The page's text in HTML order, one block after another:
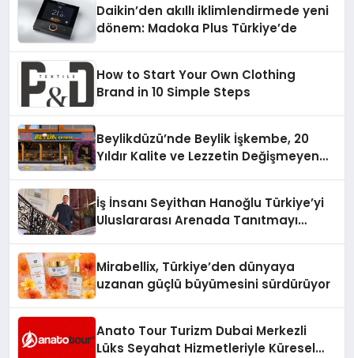
Daikin’den akıllı iklimlendirmede yeni
dönem: Madoka Plus Türkiye’de
How to Start Your Own Clothing
Brand in 10 Simple Steps
Beylikdüzü’nde Beylik İşkembe, 20
Yıldır Kalite ve Lezzetin Değişmeyen
İş İnsanı Seyithan Hanoğlu Türkiye’yi
Uluslararası Arenada Tanıtmayı
Mirabellix, Türkiye’den dünyaya
uzanan güçlü büyümesini sürdürüyor
Anato Tour Turizm Dubai Merkezli
Lüks Seyahat Hizmetleriyle Küresel